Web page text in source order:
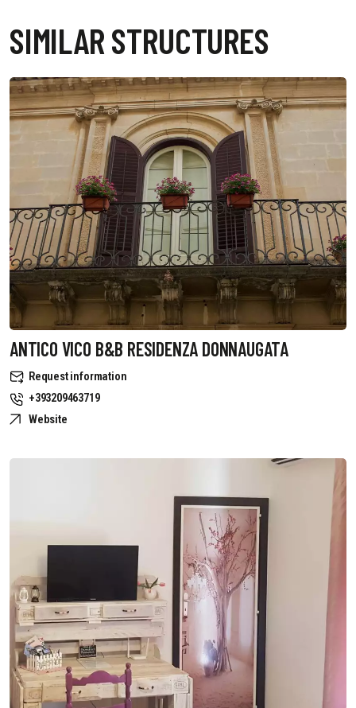
SIMILAR STRUCTURES
ANTICO VICO B&B RESIDENZA DONNAUGATA
Request information
+393209463719
Website